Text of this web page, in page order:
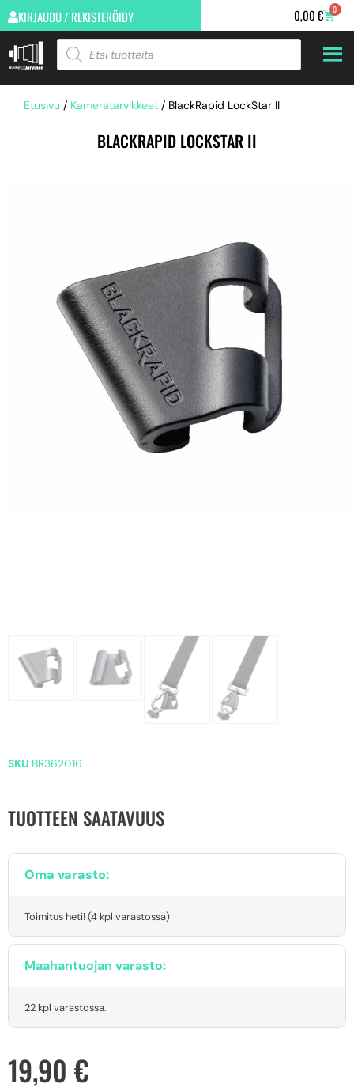
KIRJAUDU / REKISTERÖIDY 0,00€ 0
Etusivu / Kameratarvikkeet / BlackRapid LockStar II
BLACKRAPID LOCKSTAR II
SKU BR362016
TUOTTEEN SAATAVUUS
Oma varasto:
Toimitus heti! (4 kpl varastossa)
Maahantuojan varasto:
22 kpl varastossa.
19,90 €